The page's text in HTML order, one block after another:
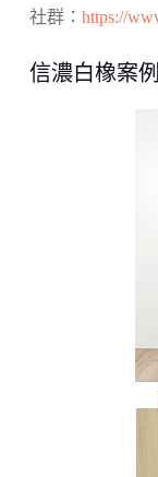
社群： https://
信濃白橡案